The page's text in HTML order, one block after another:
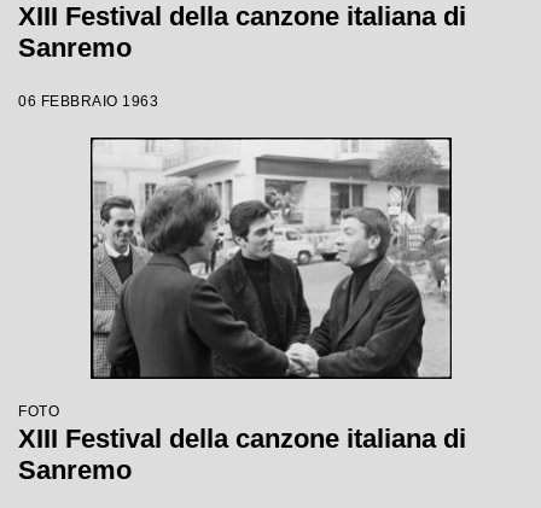
XIII Festival della canzone italiana di
Sanremo
06 FEBBRAIO 1963
FOTO
XIII Festival della canzone italiana di
Sanremo